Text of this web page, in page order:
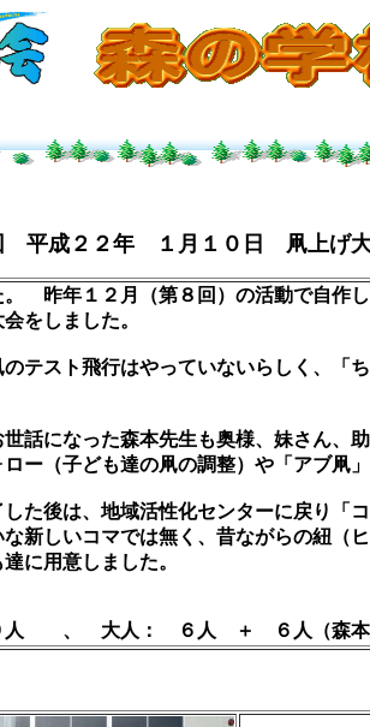
平成２２年 １月１０日 凧上げ大
昨年１２月（第８回）の活動で自作し
をしました。
テスト飛行はやっていないらしく、「ち
話になった森本先生も奥様、妹さん、
ー（子ども達の凧の調整）や「アブ凧
た後は、地域活性化センターに戻り「コ
新しいコマでは無く、昔ながらの紐（
達に用意しました。
人 、 大人： ６人 ＋ ６人（森本